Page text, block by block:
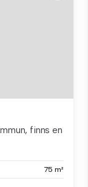
finns en
75 m²